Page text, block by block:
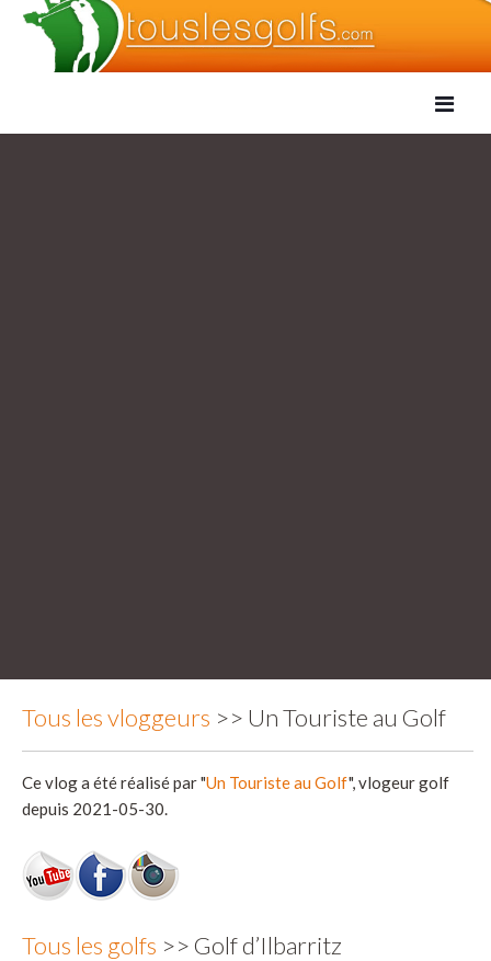
Tous les vloggeurs >> Un Touriste au Golf
Ce vlog a été réalisé par "Un Touriste au Golf", vlogeur golf
depuis 2021-05-30.
Tous les golfs >> Golf d’Ilbarritz